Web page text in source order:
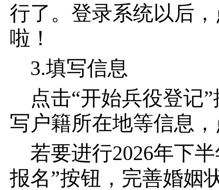
行了。登录系统以后
啦！
3.填写信息
点击“开始兵役登记
写户籍所在地等信息
若要进行2026年下
报名”按钮，完善婚姻